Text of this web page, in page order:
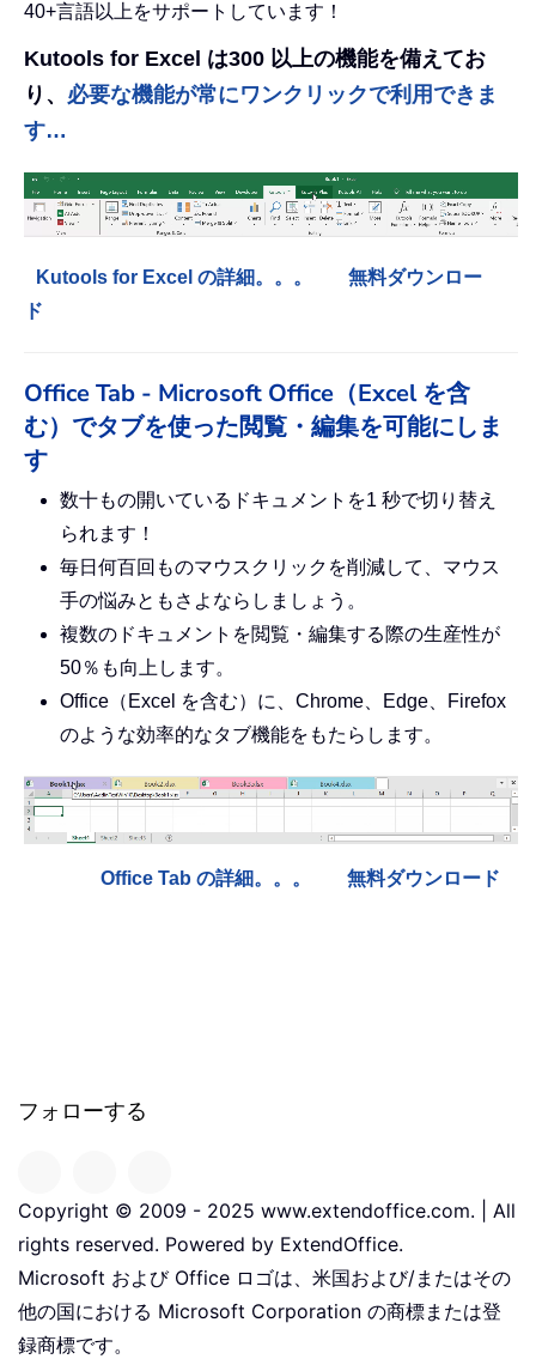
40+言語以上をサポートしています！
Kutools for Excel は300 以上の機能を備えてお
り、 必要な機能が常にワンクリックで利用できま
す…
Kutools for Excel の詳細。。。
無料ダウンロー
ド
Office Tab - Microsoft Office（Excel を含
む）でタブを使った閲覧・編集を可能にしま
す
数十もの開いているドキュメントを1 秒で切り替え
られます！
毎日何百回ものマウスクリックを削減して、マウス
手の悩みともさよならしましょう。
複数のドキュメントを閲覧・編集する際の生産性が
50％も向上します。
Office（Excel を含む）に、Chrome、Edge、Firefox
のような効率的なタブ機能をもたらします。
Office Tab の詳細。。。 無料ダウンロード
フォローする
Copyright © 2009 - 2025 www.extendoffice.com. | All
rights reserved. Powered by ExtendOffice.
Microsoft および Office ロゴは、米国および/またはその
他の国における Microsoft Corporation の商標または登
録商標です。